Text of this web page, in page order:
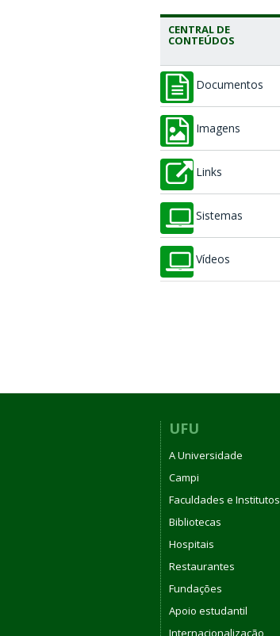
CENTRAL DE
CONTEÚDOS
Documentos
Imagens
Links
Sistemas
Vídeos
UFU
A Universidade
Campi
Faculdades e Institutos
Bibliotecas
Hospitais
Restaurantes
Fundações
Apoio estudantil
Internacionalização